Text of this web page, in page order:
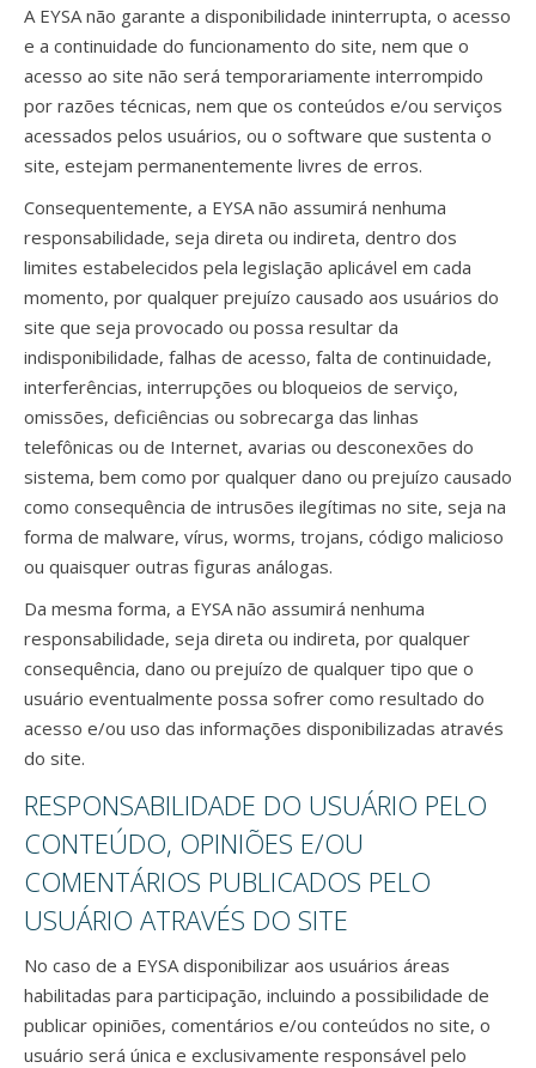
A EYSA não garante a disponibilidade ininterrupta, o acesso
e a continuidade do funcionamento do site, nem que o
acesso ao site não será temporariamente interrompido
por razões técnicas, nem que os conteúdos e/ou serviços
acessados pelos usuários, ou o software que sustenta o
site, estejam permanentemente livres de erros.
Consequentemente, a EYSA não assumirá nenhuma
responsabilidade, seja direta ou indireta, dentro dos
limites estabelecidos pela legislação aplicável em cada
momento, por qualquer prejuízo causado aos usuários do
site que seja provocado ou possa resultar da
indisponibilidade, falhas de acesso, falta de continuidade,
interferências, interrupções ou bloqueios de serviço,
omissões, deficiências ou sobrecarga das linhas
telefônicas ou de Internet, avarias ou desconexões do
sistema, bem como por qualquer dano ou prejuízo causado
como consequência de intrusões ilegítimas no site, seja na
forma de malware, vírus, worms, trojans, código malicioso
ou quaisquer outras figuras análogas.
Da mesma forma, a EYSA não assumirá nenhuma
responsabilidade, seja direta ou indireta, por qualquer
consequência, dano ou prejuízo de qualquer tipo que o
usuário eventualmente possa sofrer como resultado do
acesso e/ou uso das informações disponibilizadas através
do site.
RESPONSABILIDADE DO USUÁRIO PELO
CONTEÚDO, OPINIÕES E/OU
COMENTÁRIOS PUBLICADOS PELO
USUÁRIO ATRAVÉS DO SITE
No caso de a EYSA disponibilizar aos usuários áreas
habilitadas para participação, incluindo a possibilidade de
publicar opiniões, comentários e/ou conteúdos no site, o
usuário será única e exclusivamente responsável pelo